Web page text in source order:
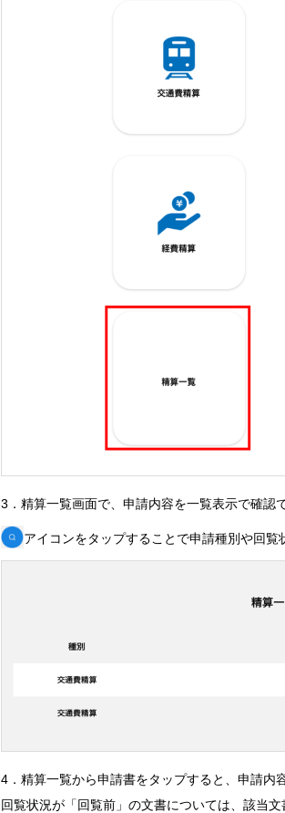
3．精算一覧画面で、申請内容を一覧表示で確認
アイコンをタップすることで申請種別や回覧
4．精算一覧から申請書をタップすると、申請内
回覧状況が「回覧前」の文書については、該当